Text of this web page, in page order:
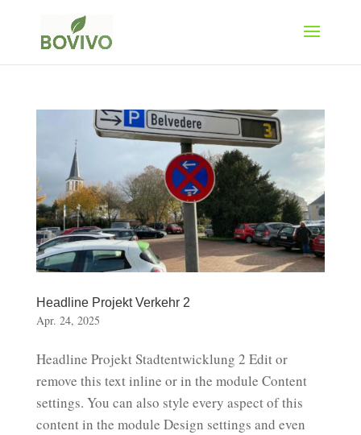
Headline Projekt Verkehr 2
Apr. 24, 2025
Headline Projekt Stadtentwicklung 2 Edit or
remove this text inline or in the module Content
settings. You can also style every aspect of this
content in the module Design settings and even